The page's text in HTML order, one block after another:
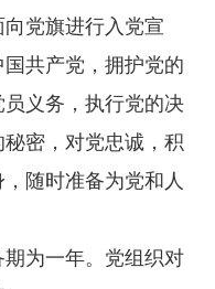
党旗进行入党宣
共产党，拥护党的
义务，执行党的决
密，对党忠诚，积
随时准备为党和人
为一年。党组织对